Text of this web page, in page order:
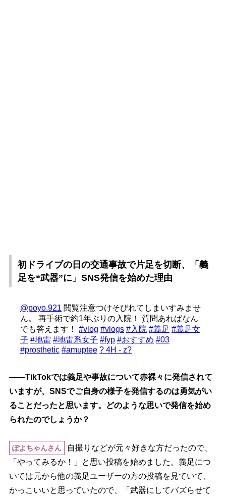
初ドライブの日の交通事故で片足を切断、「義
足を“武器”に」SNS発信を始めた理由
@poyo.921 閲覧注意つけそびれてしまいすみませ
ん。 再手術で約1年ぶりの入院！ 質問あればなん
でも答えます！ #vlog #vlogs #入院 #義足 #義足女
子 #地雷 #地雷系女子 #fyp #おすすめ #03
#prosthetic #amuptee ? 4H - z?
――TikTokでは義足や事故について赤裸々に発信されて
いますが、SNSでご自身の様子を発信するのは勇気がい
ることだったと思います。どのような思いで発信を始め
られたのでしょうか？
ぽよちゃんさん
自撮りなどが元々好きな方だったので、
「やってみるか！」と思い投稿を始めました。義足につ
いては元から他の義足ユーザーの方の投稿を見ていて、
かっこいいと思っていたので、「武器にしてバズらせて